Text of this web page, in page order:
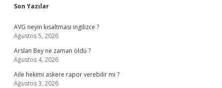
Sidebar
Son Yazılar
AVG neyin kısaltması ingilizce ?
Ağustos 5, 2026
Arslan Bey ne zaman öldü ?
Ağustos 4, 2026
Aile hekimi askere rapor verebilir mi ?
Ağustos 3, 2026